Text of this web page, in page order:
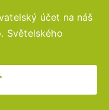
účet na náš
Světelského